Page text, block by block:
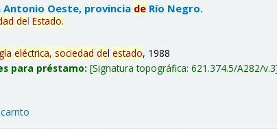
Oeste, provincia de Río Negro.
delEstado.
eléctrica, sociedad delestado, 1988
para préstamo: Signatura topográfica:621.374.5/A282/v.3